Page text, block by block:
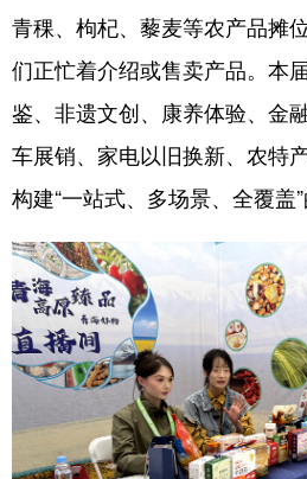
青稞、枸杞、藜麦等农产品摊
们正忙着介绍或售卖产品。本
鉴、非遗文创、康养体验、金
车展销、家电以旧换新、农特
构建“一站式、多场景、全覆盖”